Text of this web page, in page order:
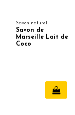
Savon naturel
Savon de
Marseille Lait de
Coco